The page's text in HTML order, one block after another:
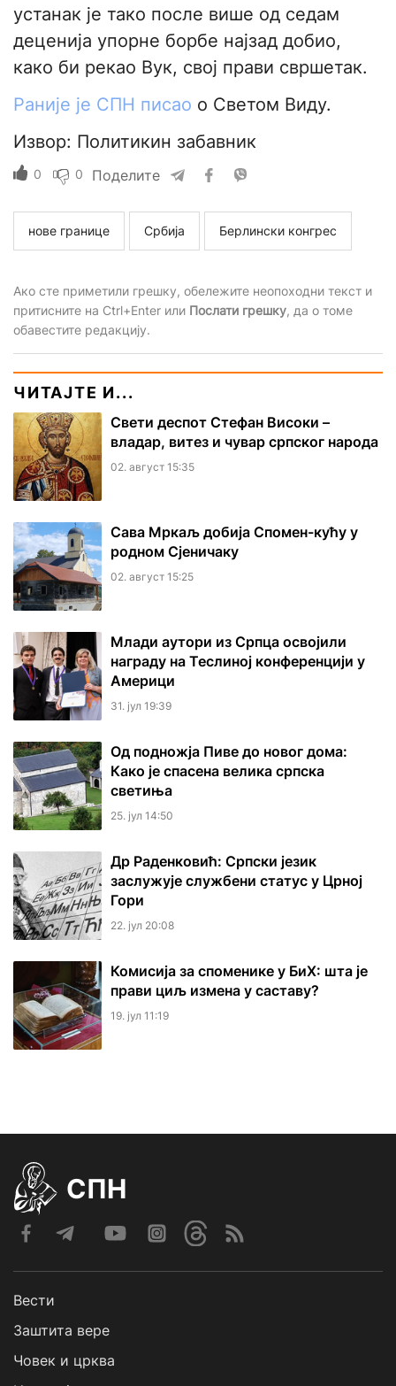
устанак је тако после више од седам
деценија упорне борбе најзад добио,
како би рекао Вук, свој прави свршетак.
Раније је СПН писао о Светом Виду.
Извор: Политикин забавник
0 0 Поделите
нове границе Србија Берлински конгрес
Ако сте приметили грешку, обележите неопоходни текст и
притисните на Ctrl+Enter или Послати грешку, да о томе
обавестите редакцију.
ЧИТАЈТЕ И...
Свети деспот Стефан Високи –
владар, витез и чувар српског народа
02. август 15:35
Сава Мркаљ добија Спомен-кућу у
родном Сјеничаку
02. август 15:25
Млади аутори из Српца освојили
награду на Теслиној конференцији у
Америци
31. јул 19:39
Од подножја Пиве до новог дома:
Како је спасена велика српска
светиња
25. јул 14:50
Др Раденковић: Српски језик
заслужује службени статус у Црној
Гори
22. јул 20:08
Комисија за споменике у БиХ: шта је
прави циљ измена у саставу?
19. јул 11:19
СПН
Вести
Заштита вере
Човек и црква